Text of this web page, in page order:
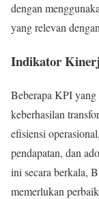
dengan
yang relevan
Indikator
Beberapa KPI
keberhasilan
efisiensi
pendapatan, dan
ini secara berkala,
memerlukan